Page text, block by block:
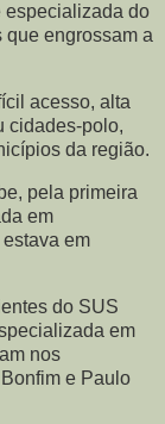
especializada do
engrossam a
acesso, alta
cidades-polo,
da região.
pela primeira
em
em
do SUS
em
nos
e Paulo